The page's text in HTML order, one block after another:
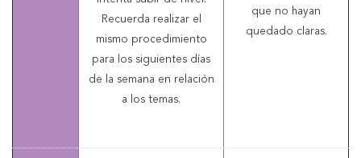
Recuerda realizar el
mismo procedimiento
para los siguientes días
de la semana en relación
a los temas.
que no hayan
quedado claras.